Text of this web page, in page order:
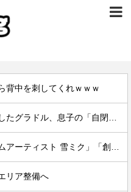
背中を刺してくれｗｗｗ
リア整備へ